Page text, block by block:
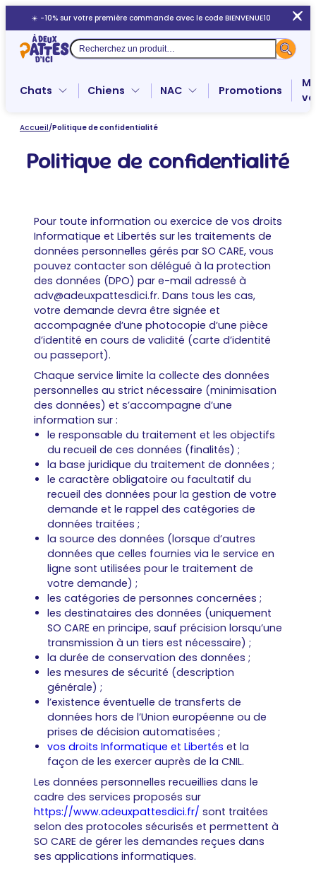
au
contenu
☀️ -10% sur votre première commande avec le code BIENVENUE10
Recherche
Chats Chiens NAC Promotions
Accueil/Politique de confidentialité
Politique de confidentialité
Pour toute information ou exercice de vos droits
Informatique et Libertés sur les traitements de
données personnelles gérés par SO CARE, vous
pouvez contacter son délégué à la protection
des données (DPO) par e-mail adressé à
adv@adeuxpattesdici.fr. Dans tous les cas,
votre demande devra être signée et
accompagnée d’une photocopie d’une pièce
d’identité en cours de validité (carte d’identité
ou passeport).
Chaque service limite la collecte des données
personnelles au strict nécessaire (minimisation
des données) et s’accompagne d’une
information sur :
le responsable du traitement et les objectifs
du recueil de ces données (finalités) ;
la base juridique du traitement de données ;
le caractère obligatoire ou facultatif du
recueil des données pour la gestion de votre
demande et le rappel des catégories de
données traitées ;
la source des données (lorsque d’autres
données que celles fournies via le service en
ligne sont utilisées pour le traitement de
votre demande) ;
les catégories de personnes concernées ;
les destinataires des données (uniquement
SO CARE en principe, sauf précision lorsqu’une
transmission à un tiers est nécessaire) ;
la durée de conservation des données ;
les mesures de sécurité (description
générale) ;
l’existence éventuelle de transferts de
données hors de l’Union européenne ou de
prises de décision automatisées ;
vos droits Informatique et Libertés et la
façon de les exercer auprès de la CNIL.
Les données personnelles recueillies dans le
cadre des services proposés sur
https://www.adeuxpattesdici.fr/ sont traitées
selon des protocoles sécurisés et permettent à
SO CARE de gérer les demandes reçues dans
ses applications informatiques.